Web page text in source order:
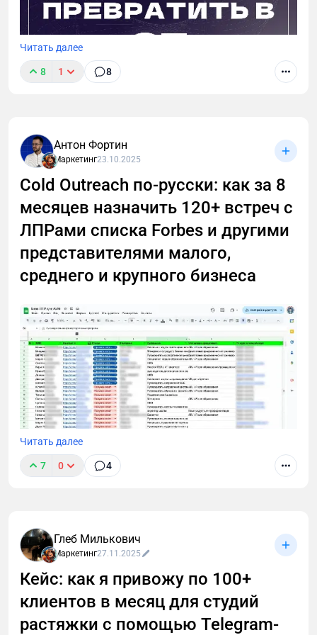
упорство, анализ и стратегическое мышление. В
статье расскажу, как мой нестандартный подход к
Телеграм-посевам привел к ошеломляющему
успеху. Поверьте, вы будете удивлены.
Читать далее
8 1 8
Антон Фортин
Маркетинг23.10.2025
Cold Outreach по-русски: как за 8
месяцев назначить 120+ встреч с
ЛПРами списка Forbes и другими
представителями малого,
среднего и крупного бизнеса
В этом лонгриде я расскажу, как через тернии проб
которые сделал после тысяч (!) холодных диалогов
с малым, средним и крупным бизнесом.
Читать далее
7 0 4
Глеб Милькович
Маркетинг27.11.2025
Кейс: как я привожу по 100+
клиентов в месяц для студий
растяжки с помощью Telegram-